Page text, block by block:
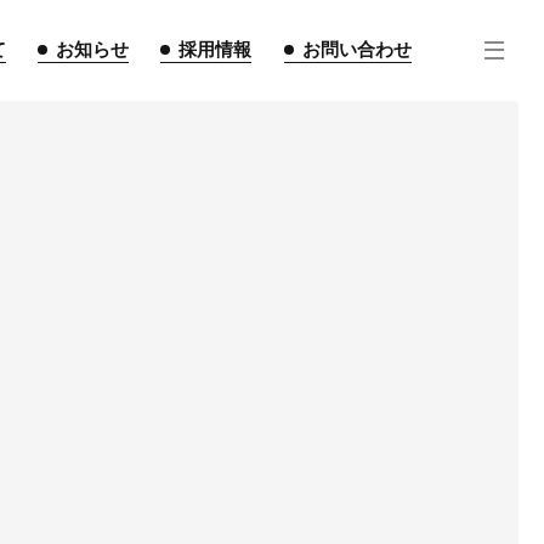
お知らせ 採用情報 お問い合わせ